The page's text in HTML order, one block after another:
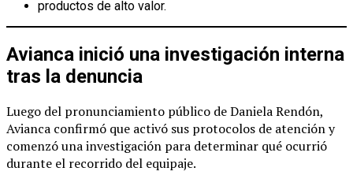
productos de alto valor.
Avianca inició una investigación interna
tras la denuncia
Luego del pronunciamiento público de Daniela Rendón,
Avianca confirmó que activó sus protocolos de atención y
comenzó una investigación para determinar qué ocurrió
durante el recorrido del equipaje.